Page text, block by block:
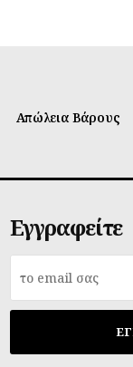
Απώλεια Βάρους
Εγγραφείτε